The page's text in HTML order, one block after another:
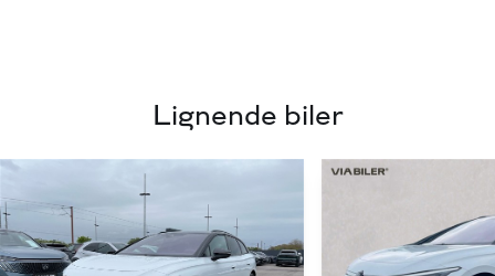
Lignende biler